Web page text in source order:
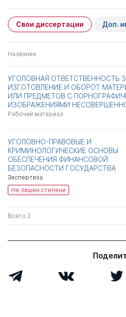
Свои диссертации Доп.
Название
УГОЛОВНАЯ ОТВЕТСТВЕННОСТЬ
ИЗГОТОВЛЕНИЕ И ОБОРОТ
ИЛИ ПРЕДМЕТОВ С
ИЗОБРАЖЕНИЯМИ
Рабочий материал
УГОЛОВНО-ПРАВОВЫЕ И
КРИМИНОЛОГИЧЕСКИЕ ОСНОВЫ
ОБЕСПЕЧЕНИЯ ФИНАНСОВОЙ
БЕЗОПАСНОСТИ ГОСУДАРСТВА
Экспертиза
Не лишен степени
Всего 2